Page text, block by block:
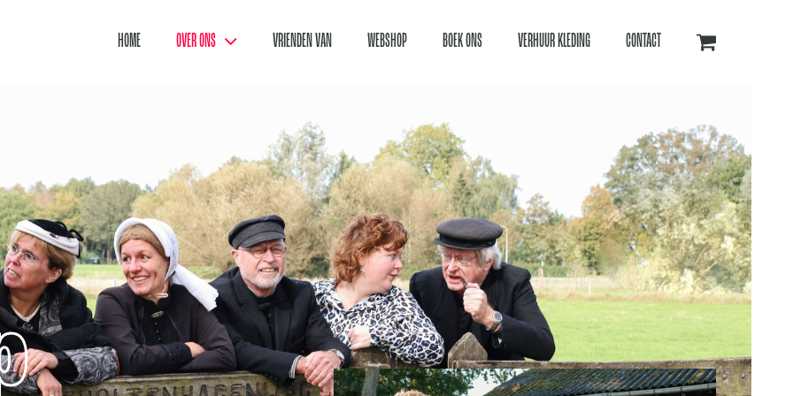
HOME OVER ONS VRIENDEN VAN WEBSHOP BOEK ONS VERHUUR KLEDING CONTACT